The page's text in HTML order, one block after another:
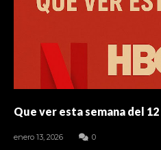
Que ver esta semana del
enero 13, 2026 0